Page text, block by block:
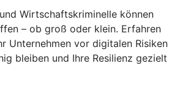
Wirtschaftskriminelle können
– ob groß oder klein. Erfahren
Unternehmen vor digitalen Risiken
bleiben und Ihre Resilienz gezielt